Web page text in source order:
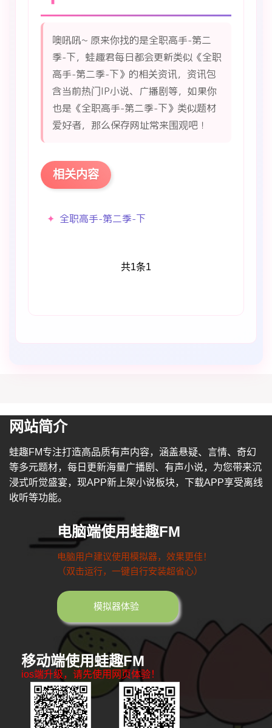
噢吼吼~ 原来你找的是全职高手-第二
季-下，蛙趣君每日都会更新类似《全职
高手-第二季-下》的相关资讯，资讯包
含当前热门IP小说、广播剧等，如果你
也是《全职高手-第二季-下》类似题材
爱好者，那么保存网址常来围观吧！
相关内容
全职高手-第二季-下
共1条1
网站简介
蛙趣FM专注打造高品质有声内容，涵盖悬疑、言情、奇幻
等多元题材，每日更新海量广播剧、有声小说，为您带来沉
浸式听觉盛宴，现APP新上架小说板块，下载APP享受离线
收听等功能。
电脑端使用蛙趣FM
电脑用户建议使用模拟器，效果更佳！
（双击运行，一键自行安装超省心）
模拟器体验
移动端使用蛙趣FM
ios端升级，请先使用网页体验！